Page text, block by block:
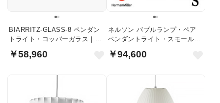
BIARRITZ-GLASS-8 ペンダン
トライト・コッパーガラス｜ブ
￥58,960
ネルソン バブルランプ・ペア
ペンダントライト・スモール｜
￥94,600